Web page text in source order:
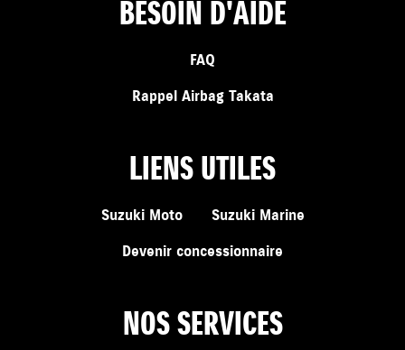
BESOIN D'AIDE
FAQ
Rappel Airbag Takata
LIENS UTILES
Suzuki Moto
Suzuki Marine
Devenir concessionnaire
NOS SERVICES